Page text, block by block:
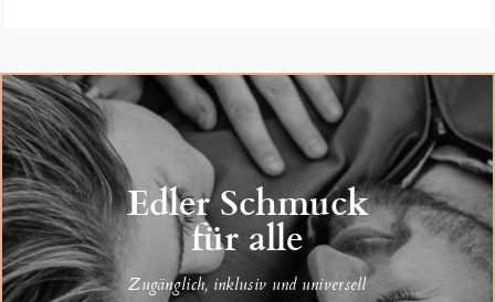
Edler Schmuck
für alle
Zugänglich, inklusiv und universell